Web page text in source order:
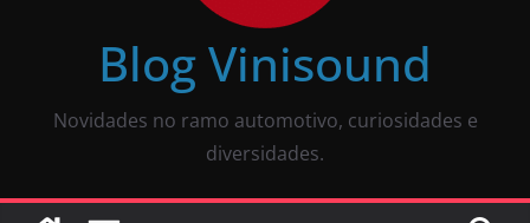
Blog Vinisound
Novidades no ramo automotivo, curiosidades e
diversidades.